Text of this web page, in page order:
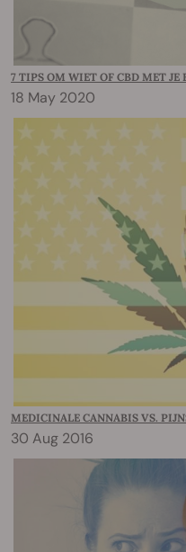
7 TIPS OM WIET OF CBD MET JE
18 May 2020
MEDICINALE CANNABIS VS.
30 Aug 2016